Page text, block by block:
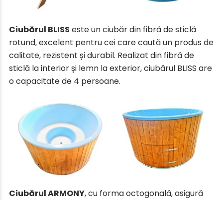
Ciubărul BLISS este un ciubăr din fibră de sticlă
rotund, excelent pentru cei care caută un produs de
calitate, rezistent și durabil. Realizat din fibră de
sticlă la interior și lemn la exterior, ciubărul BLISS are
o capacitate de 4 persoane.
Ciubărul ARMONY, cu forma octogonală, asigură